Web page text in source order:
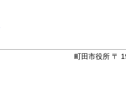
町田市役所 〒